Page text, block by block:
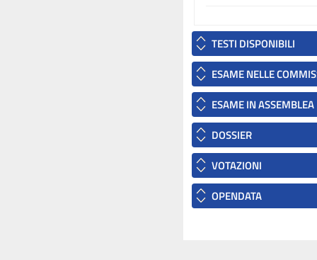
TESTI DISPONIBILI
ESAME NELLE
ESAME IN ASSEMBLEA
DOSSIER
VOTAZIONI
OPENDATA